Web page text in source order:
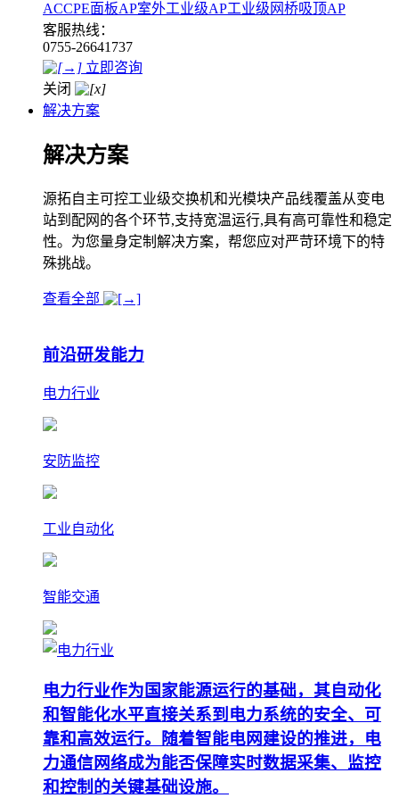
ACCPE面板AP室外工业级AP工业级网桥吸顶AP
客服热线：
0755-26641737
立即咨询
关闭
解决方案
解决方案
源拓自主可控工业级交换机和光模块产品线覆盖从变电
站到配网的各个环节,支持宽温运行,具有高可靠性和稳定
性。为您量身定制解决方案，帮您应对严苛环境下的特
殊挑战。
查看全部
前沿研发能力
电力行业
安防监控
工业自动化
智能交通
电力行业作为国家能源运行的基础，其自动化
和智能化水平直接关系到电力系统的安全、可
靠和高效运行。随着智能电网建设的推进，电
力通信网络成为能否保障实时数据采集、监控
和控制的关键基础设施。